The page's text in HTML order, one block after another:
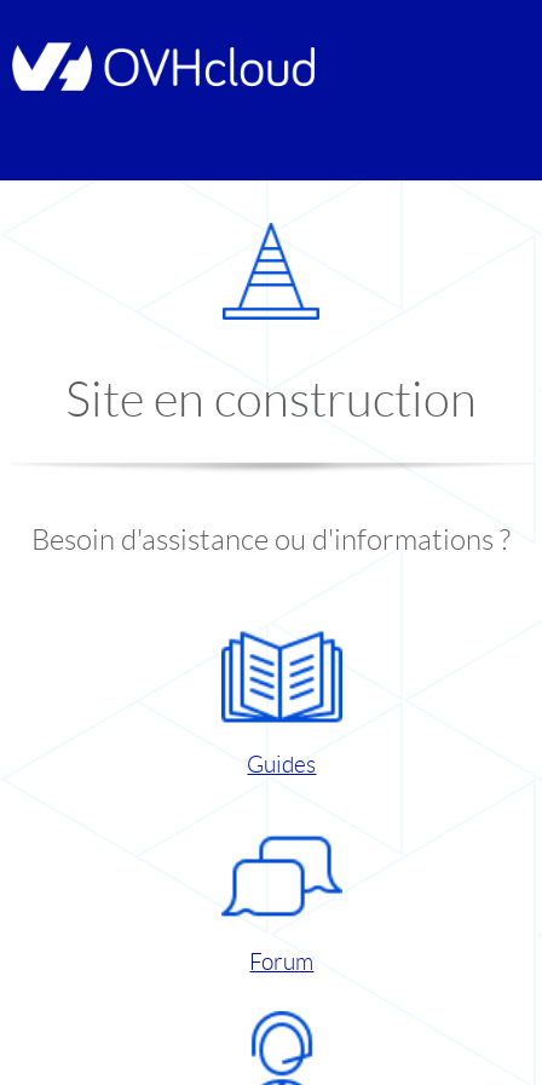
Site en construction
Besoin d'assistance ou d'informations ?
Guides
Forum